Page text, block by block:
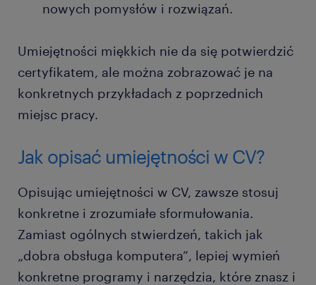
nowych pomysłów i rozwiązań.
Umiejętności miękkich nie da się potwierdzić
certyfikatem, ale można zobrazować je na
konkretnych przykładach z poprzednich
miejsc pracy.
Jak opisać umiejętności w CV?
Opisując umiejętności w CV, zawsze stosuj
konkretne i zrozumiałe sformułowania.
Zamiast ogólnych stwierdzeń, takich jak
„dobra obsługa komputera”, lepiej wymień
konkretne programy i narzędzia, które znasz i